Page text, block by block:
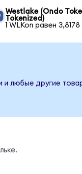
Westlake (Ondo
Tokenized)
1 WLKon равен
любые другие